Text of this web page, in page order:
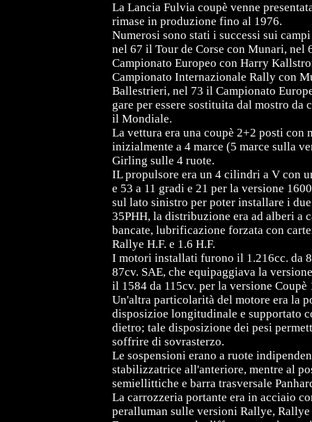
La Lancia Fulvia coupè venne
rimase in produzione fino al 1976.
Numerosi sono stati i successi sui
nel 67 il Tour de Corse con Munari,
Campionato Europeo con Harry
Campionato Internazionale Rally con
Ballestrieri, nel 73 il Campionato
gare per essere sostituita dal mostro
il Mondiale.
La vettura era una coupè 2+2 posti con
inizialmente a 4 marce (5 marce sulla
Girling sulle 4 ruote.
IL propulsore era un 4 cilindri a V con
e 53 a 11 gradi e 21 per la versione
sul lato sinistro per poter installare i
35PHH, la distribuzione era ad alberi a
bancate, lubrificazione forzata con
Rallye H.F. e 1.6 H.F.
I motori installati furono il 1.216cc. da
87cv. SAE, che equipaggiava la
il 1584 da 115cv. per la versione Coupè
Un'altra particolarità del motore era la
disposizioe longitudinale e supportato
dietro; tale disposizione dei pesi
soffrire di sovrasterzo.
Le sospensioni erano a ruote
stabilizzatrice all'anteriore, mentre al
semiellittiche e barra trasversale
La carrozzeria portante era in acciaio
peralluman sulle versioni Rallye, Rallye